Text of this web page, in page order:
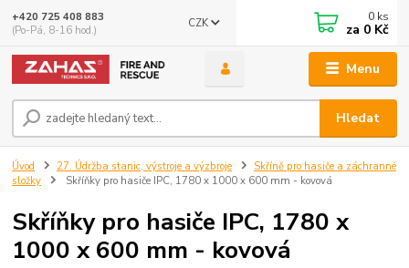
Menu
CZK
Hledat
+420 725 408 883
(Po-Pá, 8-16 hod.)
0 ks
za 0 Kč
Úvod 27. Údržba stanic, výstroje a výzbroje
Skříně pro hasiče a záchranné
složky
Skříňky pro hasiče IPC, 1780 x 1000 x 600 mm - kovová
Skříňky pro hasiče IPC, 1780 x
1000 x 600 mm - kovová